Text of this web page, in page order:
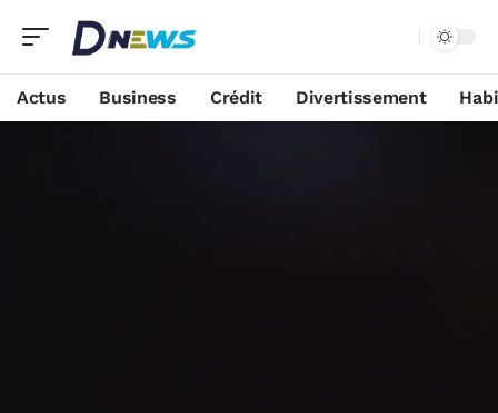
Actus Business Crédit Divertissement